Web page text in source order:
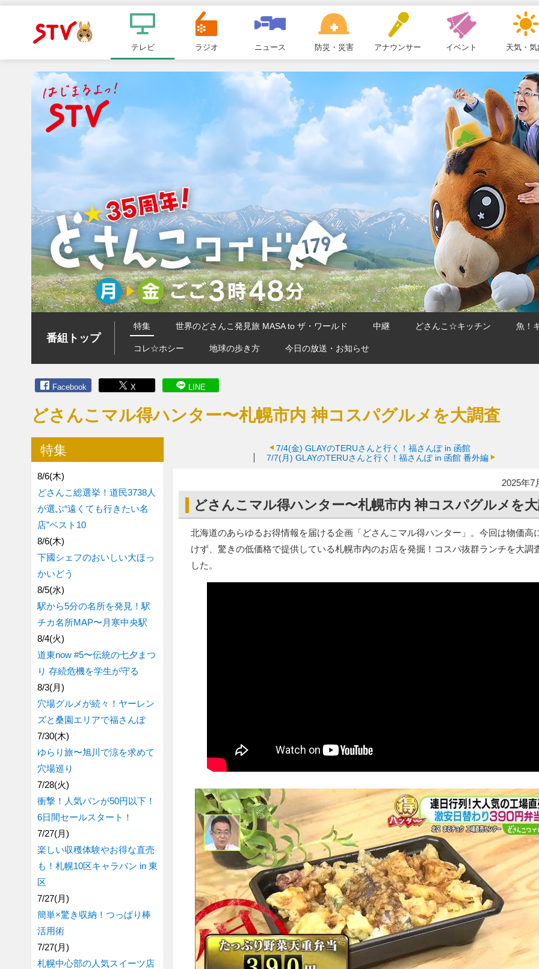
ＳＴＶ札
幌テレビ
ュ
ー
テレビ ラジオ ニュース 防災・災害 アナウンサー イベント 天気・気
番組トップ
特集 世界のどさんこ発見旅 MASA to ザ・ワールド 中継 どさんこ☆キッチン 魚！
コレ☆ホシー 地球の歩き方 今日の放送・お知らせ
Facebook X LINE
どさんこマル得ハンター〜札幌市内 神コスパグルメを大調査
7/4(金) GLAYのTERUさんと行く！福さんぽ in 函館
7/7(月) GLAYのTERUさんと行く！福さんぽ in 函館 番外編
2025年7
どさんこマル得ハンター〜札幌市内 神コスパグルメを
北海道のあらゆるお得情報を届ける企画「どさんこマル得ハンター」。今回は物価高
けず、驚きの低価格で提供している札幌市内のお店を発掘！コスパ抜群ランチを大調
した。
特集
8/6(木)
どさんこ総選挙！道民3738人
が選ぶ“遠くても行きたい名
店”ベスト10
8/6(木)
下國シェフのおいしい大ほっ
かいどう
8/5(水)
駅から5分の名所を発見！駅
チカ名所MAP〜月寒中央駅
8/4(火)
道東now #5〜伝統の七夕まつ
り 存続危機を学生が守る
8/3(月)
穴場グルメが続々！ヤーレン
ズと桑園エリアで福さんぽ
7/30(木)
ゆらり旅〜旭川で涼を求めて
穴場巡り
7/28(火)
衝撃！人気パンが50円以下！
6日間セールスタート！
7/27(月)
楽しい収穫体験やお得な直売
も！札幌10区キャラバン in 東
区
7/27(月)
簡単×驚き収納！つっぱり棒
活用術
7/27(月)
札幌中心部の人気スイーツ店